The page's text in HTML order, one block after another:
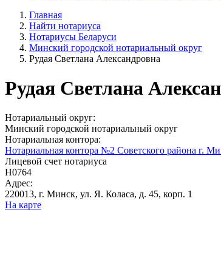
Главная
Найти нотариуса
Нотариусы Беларуси
Минский городской нотариальный округ
Рудая Светлана Александровна
Рудая Светлана
Нотариальный округ:
Минский городской нотариальный округ
Нотариальная контора:
Нотариальная контора №2 Советского района г.
Лицевой счет нотариуса
Н0764
Адрес:
220013, г. Минск, ул. Я. Коласа, д. 45, корп. 1
На карте